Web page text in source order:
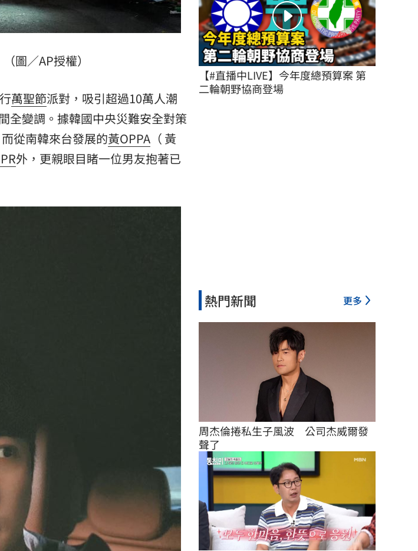
圖／AP授權）
萬聖節派對，吸引超過10萬人潮
全變調。據韓國中央災難安全對策
從南韓來台發展的黃OPPA （ 黃
外，更親眼目睹一位男友抱著已
【#直播中LIVE】今年度總預算案 第
二輪朝野協商登場
熱門新聞 更多
周杰倫捲私生子風波　公司杰威爾發
聲了